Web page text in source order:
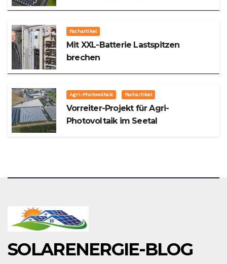
Fachartikel
Mit XXL-Batterie Lastspitzen
brechen
Agri-Photovoltaik Fachartikel
Vorreiter-Projekt für Agri-
Photovoltaik im Seetal
SOLARENERGIE-BLOG